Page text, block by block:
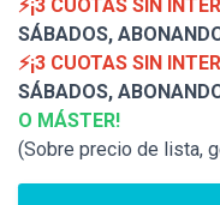
⚡¡3 CUOTAS SIN
SÁBADOS,
⚡¡3 CUOTAS SIN
SÁBADOS,
O MÁSTER!
(Sobre precio de lista,